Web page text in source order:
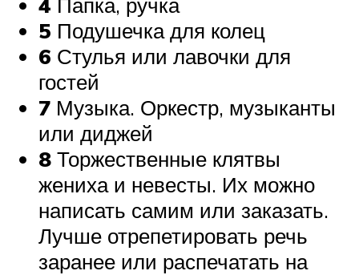
5 Подушечка для колец
6 Стулья или лавочки для
гостей
7 Музыка. Оркестр, музыканты
или диджей
8 Торжественные клятвы
жениха и невесты. Их можно
написать самим или заказать.
Лучше отрепетировать речь
заранее или распечатать на